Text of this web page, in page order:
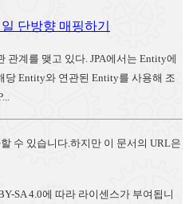
단방향 매핑하기
계를 맺고 있다. JPA에서는 Entity에
당 Entity와 연관된 Entity를 사용해 조
수 있습니다.하지만 이 문서의 URL은
SA 4.0에 따라 라이센스가 부여됩니